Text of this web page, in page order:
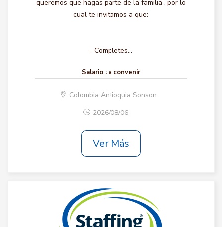
queremos que hagas parte de la familia , por lo
cual te invitamos a que:
- Completes...
Salario : a convenir
Colombia Antioquia Sonson
2026/08/06
Ver Más